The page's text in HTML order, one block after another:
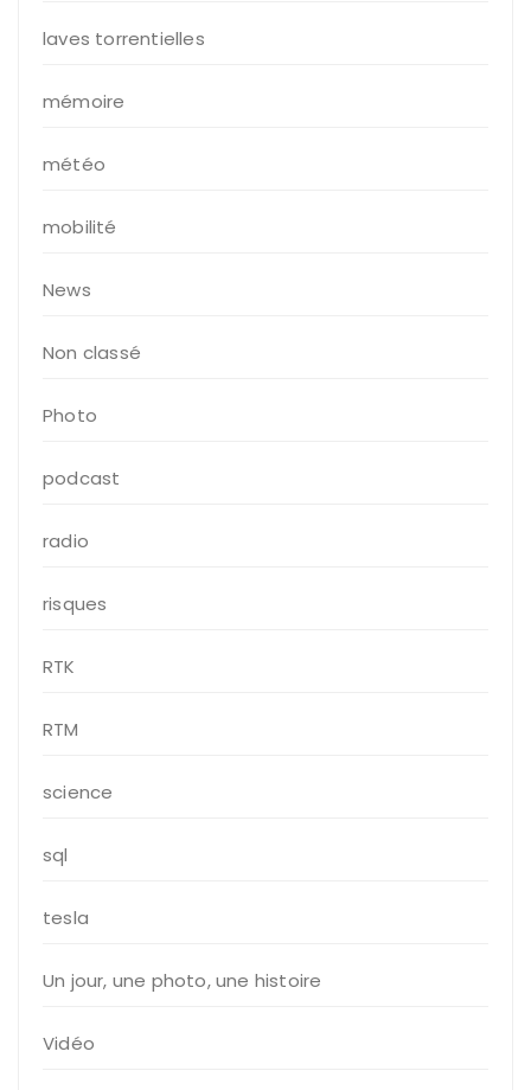
laves torrentielles
mémoire
météo
mobilité
News
Non classé
Photo
podcast
radio
risques
RTK
RTM
science
sql
tesla
Un jour, une photo, une histoire
Vidéo